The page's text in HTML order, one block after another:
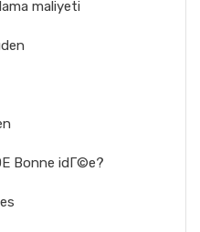
maliyeti
Bonne idГ©e?